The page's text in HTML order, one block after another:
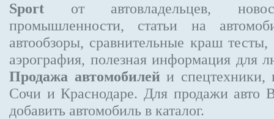
Sport от автовладельцев,
промышленности, статьи на
автообзоры, сравнительные краш
аэрография, полезная информация для
Продажа автомобилей и спецтехники,
Сочи и Краснодаре. Для продажи авто
добавить автомобиль в каталог.